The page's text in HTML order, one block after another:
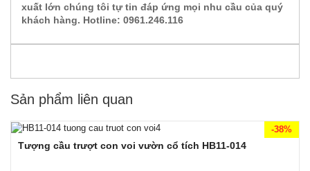
xuất lớn chúng tôi tự tin đáp ứng mọi nhu cầu của quý
khách hàng. Hotline: 0961.246.116
Sản phẩm liên quan
-38%
Tượng cầu trượt con voi vườn cổ tích HB11-014